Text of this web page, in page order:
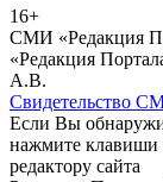
16+
СМИ «Редакция
«Редакция
А.В.
Свидетельство
Если Вы
нажмите клавиши
редактору сайта